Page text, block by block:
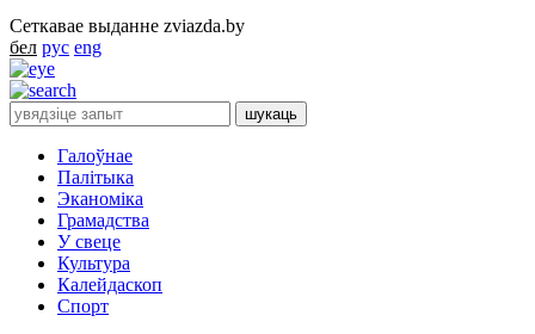
Сеткавае выданне zviazda.by
бел рус eng
Галоўнае
Палітыка
Эканоміка
Грамадства
У свеце
Культура
Калейдаскоп
Спорт